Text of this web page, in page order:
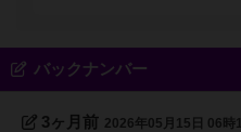
バックナンバー
3ヶ月前 2026年05月15日 06時